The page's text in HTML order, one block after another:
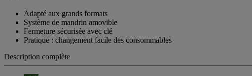
Adapté aux grands formats
Système de mandrin amovible
Fermeture sécurisée avec clé
Pratique : changement facile des consommables
Description complète